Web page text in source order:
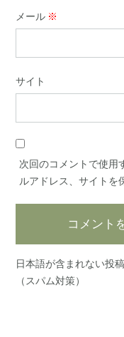
メール ※
サイト
次回のコメントで使用
ルアドレス、サイトを
日本語が含まれない投
（スパム対策）